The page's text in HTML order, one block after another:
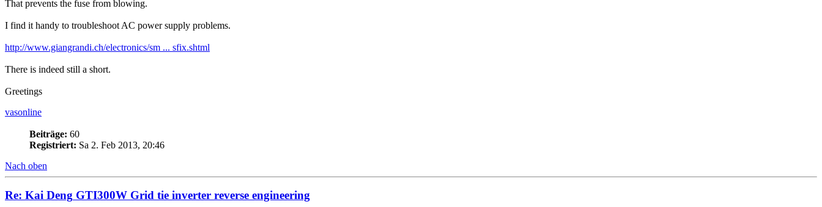
That prevents the fuse from blowing.
I find it handy to troubleshoot AC power supply problems.
http://www.giangrandi.ch/electronics/sm ... sfix.shtml
There is indeed still a short.
Greetings
vasonline
Beiträge: 60
Registriert: Sa 2. Feb 2013, 20:46
Nach oben
Re: Kai Deng GTI300W Grid tie inverter reverse engineering